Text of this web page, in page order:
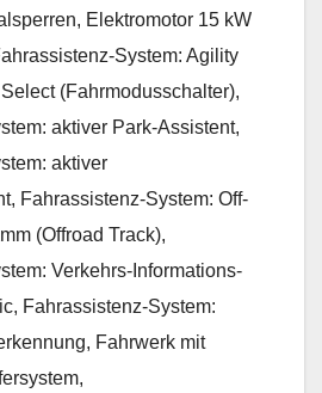
Elektromotor 15 kW
System: Agility
(Fahrmodusschalter),
aktiver Park-Assistent,
aktiver
Fahrassistenz-System: Off-
(Offroad Track),
Verkehrs-Informations-
Fahrassistenz-System:
Fahrwerk mit